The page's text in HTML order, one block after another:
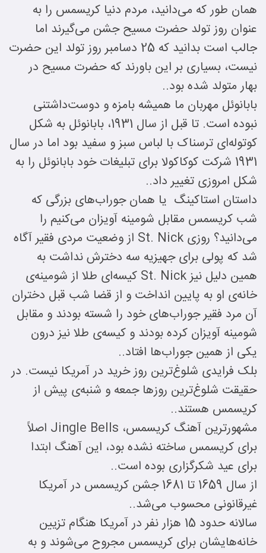
همان طور که می‌دانید، مردم دنیا کریسمس را به
عنوان روز تولد حضرت مسیح جشن می‌گیرند اما
جالب است بدانید که 25 دسامبر روز تولد این حضرت
نیست، بسیاری بر این باورند که حضرت مسیح در
بهار متولد شده بود..
بابانوئل مهربان ما همیشه بامزه و دوست‌داشتنی
نبوده است. تا قبل از سال 1931، بابانوئل به شکل
کوتوله‌ای ترسناک با لباس سبز و سفید بود اما در سال
1931 شرکت کوکاکولا برای تبلیغات خود بابانوئل را به
شکل امروزی تغییر داد..
داستان استاکینگ یا همان جوراب‌های بزرگی که
شب کریسمس مقابل شومینه آویزان می‌کنیم را
می‌دانید؟ روزی St. Nick از وضعیت مردی فقیر آگاه
شد که پولی برای جهیزیه سه دخترش نداشت به
همین دلیل نیز St. Nick کیسه‌ای طلا از شومینه‌ی
خانه‌ی او به پایین انداخت و از قضا شب قبل دختران
آن مرد فقیر جوراب‌های خود را شسته بودند و مقابل
شومینه آویزان کرده بودند و کیسه‌ی طلا نیز درون
یکی از همین جوراب‌ها افتاد..
بلک فرایدی شلوغ‌ترین روز خرید در آمریکا نیست. در
حقیقت شلوغ‌ترین روزها جمعه و شنبه‌ی پیش از
کریسمس هستند..
مشهورترین آهنگ کریسمس، Jingle Bells اصلاً
برای کریسمس ساخته نشده بود، این آهنگ ابتدا
برای عید شکرگزاری بوده است..
از سال 1659 تا 1681 جشن کریسمس در آمریکا
غیرقانونی محسوب می‌شد..
سالانه حدود 15 هزار نفر در آمریکا هنگام تزیین
خانه‌هایشان برای کریسمس مجروح می‌شوند و به